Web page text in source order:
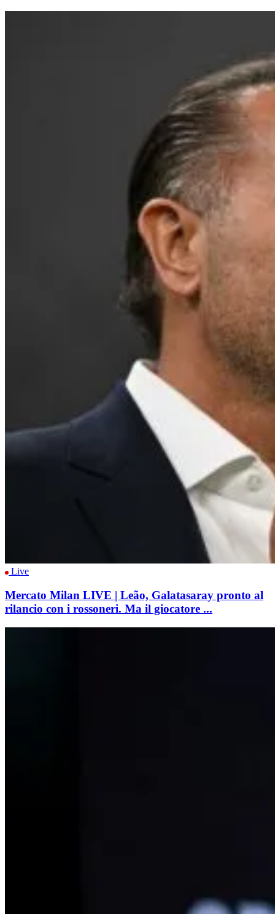
Live
Mercato Milan LIVE | Leão, Galatasaray pronto al
rilancio con i rossoneri. Ma il giocatore ...